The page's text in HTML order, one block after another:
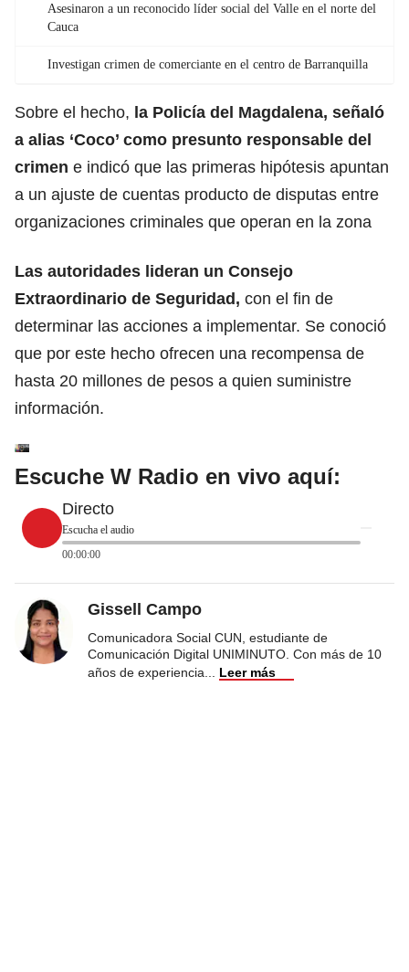
Asesinaron a un reconocido líder social del Valle en el norte del
Cauca
Investigan crimen de comerciante en el centro de Barranquilla
Sobre el hecho, la Policía del Magdalena, señaló
a alias ‘Coco’ como presunto responsable del
crimen e indicó que las primeras hipótesis apuntan
a un ajuste de cuentas producto de disputas entre
organizaciones criminales que operan en la zona
Las autoridades lideran un Consejo
Extraordinario de Seguridad, con el fin de
determinar las acciones a implementar. Se conoció
que por este hecho ofrecen una recompensa de
hasta 20 millones de pesos a quien suministre
información.
Escuche W Radio en vivo aquí:
Directo
Escucha el audio
00:00:00
Gissell Campo
Comunicadora Social CUN, estudiante de
Comunicación Digital UNIMINUTO. Con más de 10
años de experiencia
Leer más